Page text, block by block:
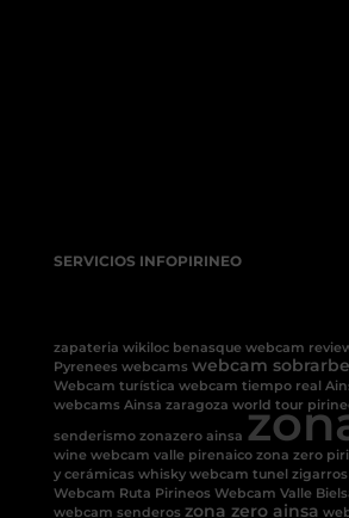
SERVICIOS INFOPIRINEO
zapateria wikiloc benasque webcam
Pyrenees webcams webcam sobrarbe
Webcam turística webcam tiempo real
webcams Ainsa zaragoza world tour
senderismo zonazero ainsa
wine webcam valle pirenaico zona zero
y cerámicas whisky webcam tunel zigarros
Webcam Ruta Pirineos Webcam Valle
webcam senderos zona zero ainsa